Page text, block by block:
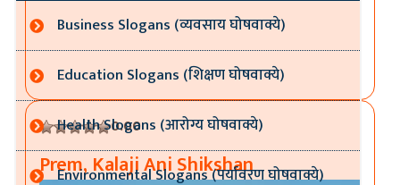
0.00
Prem, Kalaji Ani Shikshan
Business Slogans (व्यवसाय घोषवाक्ये)
Education Slogans (शिक्षण घोषवाक्ये)
Health Slogans (आरोग्य घोषवाक्ये)
Environmental Slogans (पर्यावरण घोषवाक्ये)